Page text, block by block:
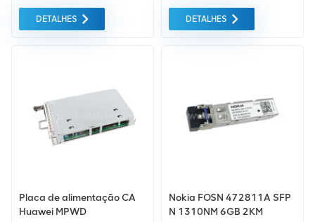
renovados, a garantia
abrangente é padrão.
equipamentos do mercado
fornecido ao melhor preço
possível.
DETALHES
renovados, leva em
consideração garantia
apenas equipamentos de
possível.
DETALHES
Placa de alimentação CA
Huawei MPWD
Nokia FOSN 472811A SFP
N 1310NM 6GB 2KM